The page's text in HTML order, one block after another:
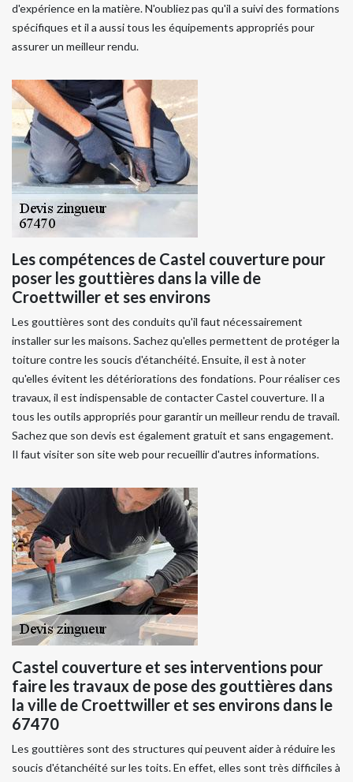
d'expérience en la matière. N'oubliez pas qu'il a suivi des formations
spécifiques et il a aussi tous les équipements appropriés pour
assurer un meilleur rendu.
Les compétences de Castel couverture pour
poser les gouttières dans la ville de
Croettwiller et ses environs
Les gouttières sont des conduits qu'il faut nécessairement
installer sur les maisons. Sachez qu'elles permettent de protéger la
toiture contre les soucis d'étanchéité. Ensuite, il est à noter
qu'elles évitent les détériorations des fondations. Pour réaliser ces
travaux, il est indispensable de contacter Castel couverture. Il a
tous les outils appropriés pour garantir un meilleur rendu de travail.
Sachez que son devis est également gratuit et sans engagement.
Il faut visiter son site web pour recueillir d'autres informations.
Castel couverture et ses interventions pour
faire les travaux de pose des gouttières dans
la ville de Croettwiller et ses environs dans le
67470
Les gouttières sont des structures qui peuvent aider à réduire les
soucis d'étanchéité sur les toits. En effet, elles sont très difficiles à